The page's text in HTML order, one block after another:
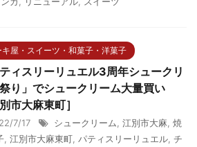
キ屋・スイーツ・和菓子・洋菓子
ティスリーリュエル3周年シュークリ
り」でシュークリーム大量買い
別市大麻東町］
7/17 シュークリーム, 江別市大麻, 焼
, 江別市大麻東町, パティスリーリュエル, チ